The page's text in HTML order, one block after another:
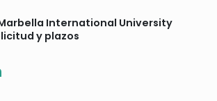
International University
y plazos